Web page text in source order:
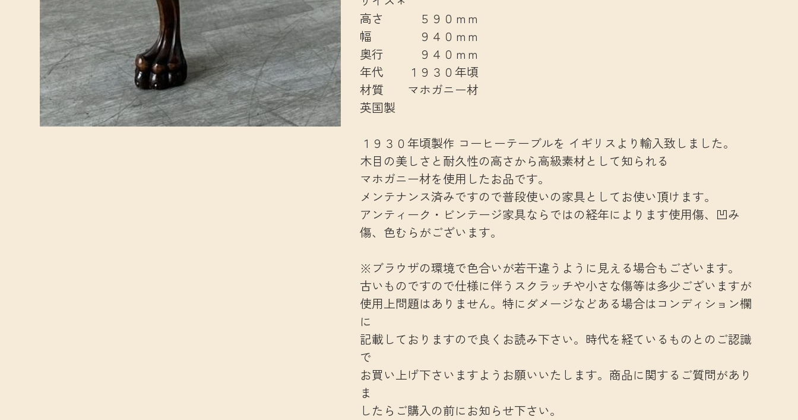
高さ ５９０ｍｍ
幅 ９４０ｍｍ
奥行 ９４０ｍｍ
年代 １９３０年頃
材質 マホガニー材
英国製
１９３０年頃製作 コーヒーテーブルを イギリスより輸入致しました。
木目の美しさと耐久性の高さから高級素材として知られる
マホガニー材を使用したお品です。
メンテナンス済みですので普段使いの家具としてお使い頂けます。
アンティーク・ビンテージ家具ならではの経年によります使用傷、凹み
傷、色むらがございます。
※ブラウザの環境で色合いが若干違うように見える場合もございます。
古いものですので仕様に伴うスクラッチや小さな傷等は多少ございますが
使用上問題はありません。特にダメージなどある場合はコンディション欄
に
記載しておりますので良くお読み下さい。時代を経ているものとのご認識
で
お買い上げ下さいますようお願いいたします。商品に関するご質問があり
ま
したらご購入の前にお知らせ下さい。